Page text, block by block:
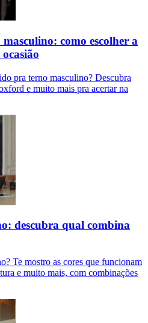
como escolher a
pra terno masculino? Descubra
e muito mais pra acertar na
descubra qual combina
Te mostro as cores que funcionam
e muito mais, com combinações